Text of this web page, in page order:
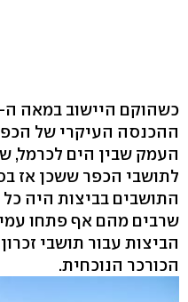
ההכנסה העיקרי של
העמק שבין הים לכרמל,
לתושבי הכפר ששכן אז
התושבים בביצות היה
הביצות עבור תושבי
הכורכר הנוכחית.